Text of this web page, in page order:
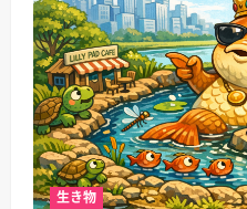
生き物